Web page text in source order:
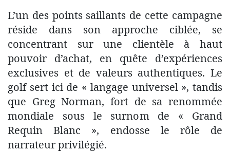
L’un des points saillants de cette campagne
réside dans son approche ciblée, se
concentrant sur une clientèle à haut
pouvoir d’achat, en quête d’expériences
exclusives et de valeurs authentiques. Le
golf sert ici de « langage universel », tandis
que Greg Norman, fort de sa renommée
mondiale sous le surnom de « Grand
Requin Blanc », endosse le rôle de
narrateur privilégié.